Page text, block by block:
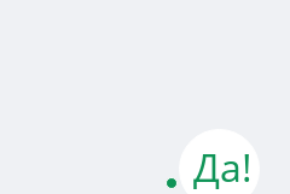
Да!